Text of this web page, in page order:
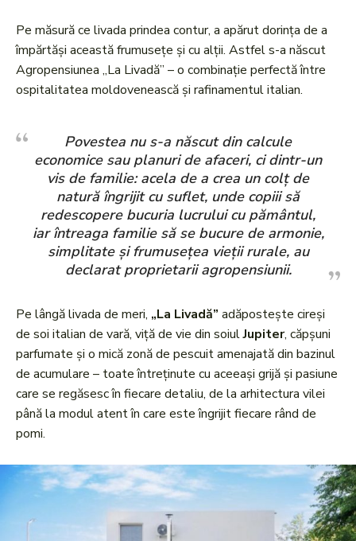
Pe măsură ce livada prindea contur, a apărut dorința de a
împărtăși această frumusețe și cu alții. Astfel s-a născut
Agropensiunea „La Livadă” – o combinație perfectă între
ospitalitatea moldovenească și rafinamentul italian.
Povestea nu s-a născut din calcule
economice sau planuri de afaceri, ci dintr-un
vis de familie: acela de a crea un colț de
natură îngrijit cu suflet, unde copiii să
redescopere bucuria lucrului cu pământul,
iar întreaga familie să se bucure de armonie,
simplitate și frumusețea vieții rurale, au
declarat proprietarii agropensiunii.
Pe lângă livada de meri, „La Livadă” adăpostește cireși
de soi italian de vară, viță de vie din soiulJupiter, căpșuni
parfumate și o mică zonă de pescuit amenajată din bazinul
de acumulare – toate întreținute cu aceeași grijă și pasiune
care se regăsesc în fiecare detaliu, de la arhitectura vilei
până la modul atent în care este îngrijit fiecare rând de
pomi.